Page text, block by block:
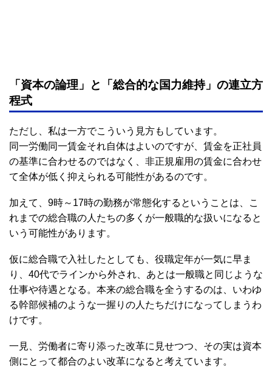
「資本の論理」と「総合的な国力維持」の連立方
程式
ただし、私は一方でこういう見方もしています。
同一労働同一賃金それ自体はよいのですが、賃金を正社員
の基準に合わせるのではなく、非正規雇用の賃金に合わせ
て全体が低く抑えられる可能性があるのです。
加えて、9時～17時の勤務が常態化するということは、こ
れまでの総合職の人たちの多くが一般職的な扱いになると
いう可能性があります。
仮に総合職で入社したとしても、役職定年が一気に早ま
り、40代でラインから外され、あとは一般職と同じような
仕事や待遇となる。本来の総合職を全うするのは、いわゆ
る幹部候補のような一握りの人たちだけになってしまうわ
けです。
一見、労働者に寄り添った改革に見せつつ、その実は資本
側にとって都合のよい改革になると考えています。